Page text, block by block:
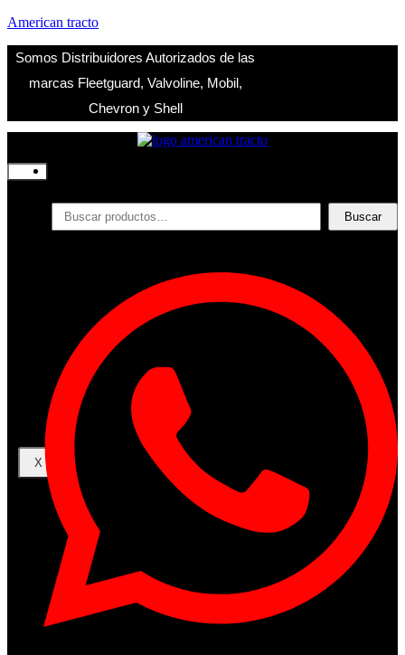
American tracto
Somos Distribuidores Autorizados de las
marcas Fleetguard, Valvoline, Mobil,
Chevron y Shell
Productos
Filtros
Contacto
Acceder
Iniciar Sesion
Registro
Restablecer la contraseña
X
Buscar